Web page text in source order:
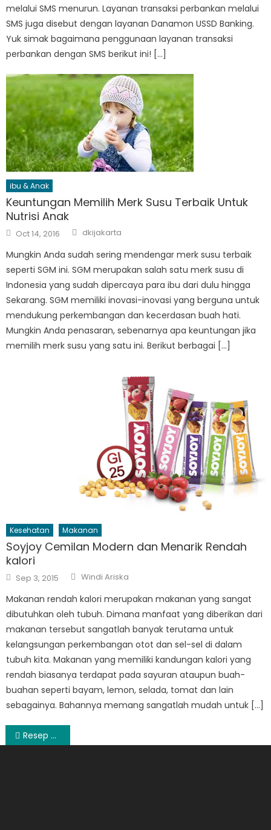
melalui SMS menurun. Layanan transaksi perbankan melalui
SMS juga disebut dengan layanan Danamon USSD Banking.
Yuk simak bagaimana penggunaan layanan transaksi
perbankan dengan SMS berikut ini! […]
ibu & Anak
Keuntungan Memilih Merk Susu Terbaik Untuk
Nutrisi Anak
Posted
on
Oct 14, 2016 Author
dkijakarta
Mungkin Anda sudah sering mendengar merk susu terbaik
seperti SGM ini. SGM merupakan salah satu merk susu di
Indonesia yang sudah dipercaya para ibu dari dulu hingga
Sekarang. SGM memiliki inovasi-inovasi yang berguna untuk
mendukung perkembangan dan kecerdasan buah hati.
Mungkin Anda penasaran, sebenarnya apa keuntungan jika
memilih merk susu yang satu ini. Berikut berbagai […]
Kesehatan Makanan
Soyjoy Cemilan Modern dan Menarik Rendah
kalori
Posted
on
Sep 3, 2015 Author
Windi Ariska
Makanan rendah kalori merupakan makanan yang sangat
dibutuhkan oleh tubuh. Dimana manfaat yang diberikan dari
makanan tersebut sangatlah banyak terutama untuk
kelangsungan perkembangan otot dan sel-sel di dalam
tubuh kita. Makanan yang memiliki kandungan kalori yang
rendah biasanya terdapat pada sayuran ataupun buah-
buahan seperti bayam, lemon, selada, tomat dan lain
sebagainya. Bahannya memang sangatlah mudah untuk […]
Post
Resep Makanan Enak